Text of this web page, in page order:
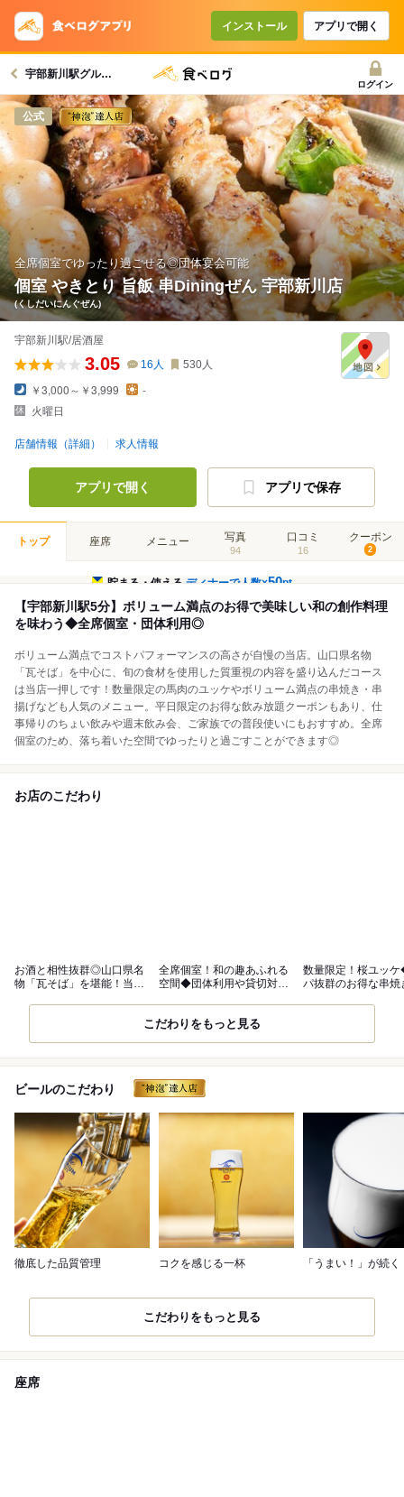
インストール アプリで開く
宇部新川駅グルメへ
ログイン
公式
全席個室でゆったり過ごせる◎団体宴会可能
個室 やきとり 旨飯 串Diningぜん 宇部新川店
(くしだいにんぐぜん)
宇部新川駅/居酒屋
3.05 16 人 530人
￥3,000～￥3,999
-
火曜日
店舗情報（詳細） 求人情報
アプリで開く アプリで保存
トップ 座席 メニュー 写真
94
口コミ
16
クーポン
2
貯まる・使えるディナーで人数×50pt
【宇部新川駅5分】ボリューム満点のお得で美味しい和の創作料理
を味わう◆全席個室・団体利用◎
ボリューム満点でコストパフォーマンスの高さが自慢の当店。山口県名物
「瓦そば」を中心に、旬の食材を使用した質重視の内容を盛り込んだコース
は当店一押しです！数量限定の馬肉のユッケやボリューム満点の串焼き・串
揚げなども人気のメニュー。平日限定のお得な飲み放題クーポンもあり、仕
事帰りのちょい飲みや週末飲み会、ご家族での普段使いにもおすすめ。全席
個室のため、落ち着いた空間でゆったりと過ごすことができます◎
お店のこだわり
お酒と相性抜群◎山口県名
物「瓦そば」を堪能！当店
全席個室！和の趣あふれる
空間◆団体利用や貸切対応
数量限定！桜ユッ
パ抜群のお得な串焼
こだわりをもっと見る
ビールのこだわり
徹底した品質管理 コクを感じる一杯 「うまい！」が続く
こだわりをもっと見る
座席
コースで使えるクーポン
戻る
クーポンを利用せず予約する